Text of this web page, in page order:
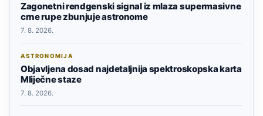
Zagonetni rendgenski signal iz mlaza supermasivne
crne rupe zbunjuje astronome
7. 8. 2026.
ASTRONOMIJA
Objavljena dosad najdetaljnija spektroskopska karta
Mliječne staze
7. 8. 2026.